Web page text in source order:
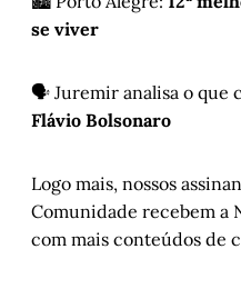
se viver
🗣️ Juremir analisa o que
Flávio Bolsonaro
Logo mais, nossos
Comunidade recebem a
com mais conteúdos de